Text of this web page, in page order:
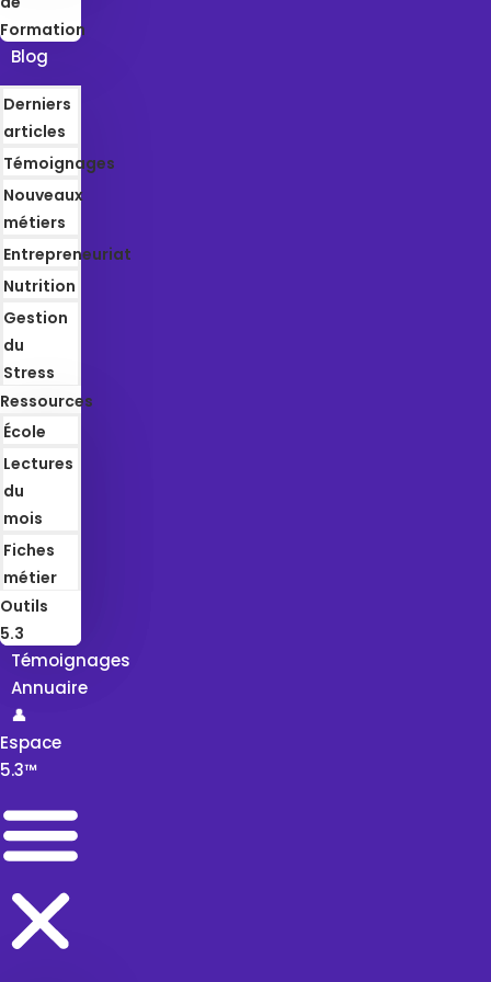
Formation
Blog
Derniers
articles
Témoignages
Nouveaux
métiers
Entrepreneuriat
Nutrition
Gestion
du
Stress
Ressources
École
Lectures
du
mois
Fiches
métier
Outils
5.3
Témoignages
Annuaire
👤
Espace
5.3™